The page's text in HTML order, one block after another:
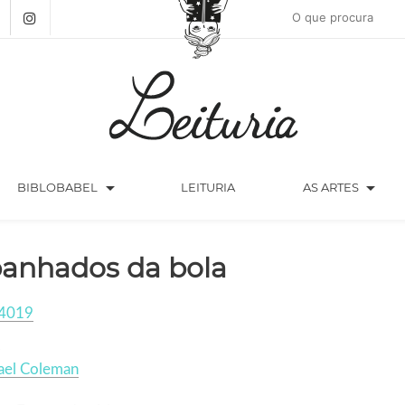
BIBLOBABEL arrow_drop_down LEITURIA AS ARTES arrow_drop_down
da bola
Coleman